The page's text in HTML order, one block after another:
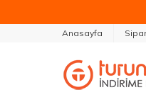
Anasayfa